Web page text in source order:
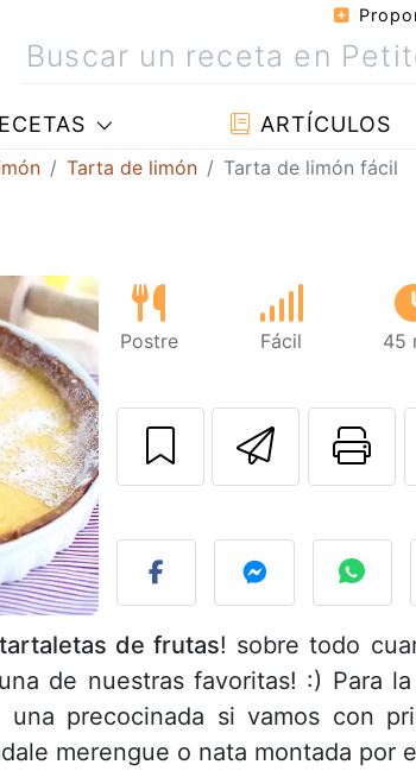
ARTÍCULOS
Tarta de limón Tarta de limón fácil
Siguiente
Postre Fácil 45
tartaletas de frutas! sobre todo
de nuestras favoritas! :) Para
una precocinada si vamos con
merengue o nata montada por